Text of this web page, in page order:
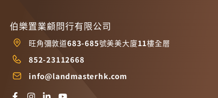
伯樂置業顧問行有限公司
旺角彌敦道683-685號美美大廈11樓全層
852-23112668
info@landmasterhk.com